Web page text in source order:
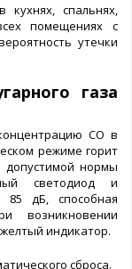
спальнях,
помещениях с
утечки
газа
СО в
режиме горит
нормы
светодиод и
85 дБ, способная
возникновении
индикатор.
сброса.